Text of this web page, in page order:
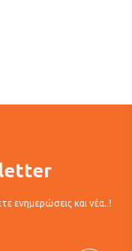
ενημερώσεις και νέα..!